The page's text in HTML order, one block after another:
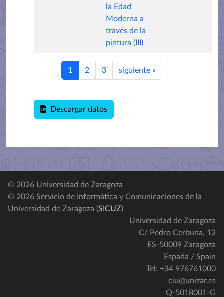
la Edad
Moderna a
través de la
pintura (III)
1 2 3 siguiente »
Descargar datos
© 2026 Universidad de Zaragoza
© 2026 Servicio de Informática y Comunicaciones de la
Universidad de Zaragoza (SICUZ)
Universidad de Zaragoza
C/ Pedro Cerbuna, 12
ES-50009 Zaragoza
España / Spain
Tel: +34 976761000
ciu@unizar.es
Q-5018001-G